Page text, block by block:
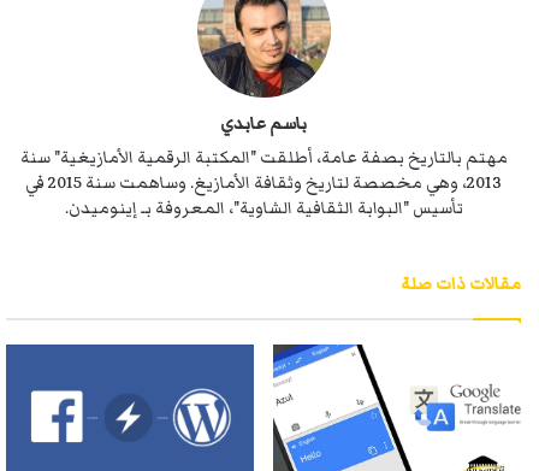
باسم عابدي
مهتم بالتاريخ بصفة عامة، أطلقت "المكتبة الرقمية الأمازيغية" سنة
2013، وهي مخصصة لتاريخ وثقافة الأمازيغ. وساهمت سنة 2015 في
تأسيس "البوابة الثقافية الشاوية"، المعروفة بـ إينوميدن.
مقالات ذات صلة